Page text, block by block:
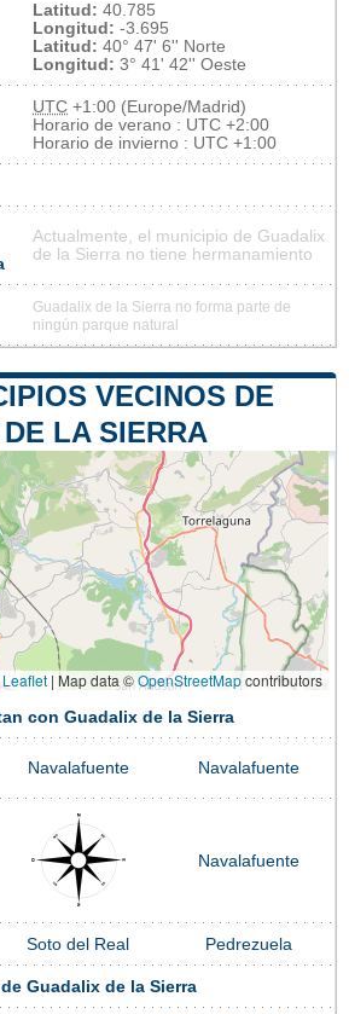
Latitud: 40.785
Longitud: -3.695
Latitud: 40° 47' 6'' Norte
Longitud: 3° 41' 42'' Oeste
UTC +1:00 (Europe/Madrid)
Horario de verano : UTC +2:00
Horario de invierno : UTC +1:00
Actualmente, el municipio de Guadalix
de la Sierra no tiene hermanamiento
Guadalix de la Sierra no forma parte de
ningún parque natural
VECINOS DE
LA SIERRA
Leaflet | Map data ©OpenStreetMapcontributors
con Guadalix de la Sierra
Navalafuente Navalafuente
Navalafuente
Soto del Real Pedrezuela
Guadalix de la Sierra